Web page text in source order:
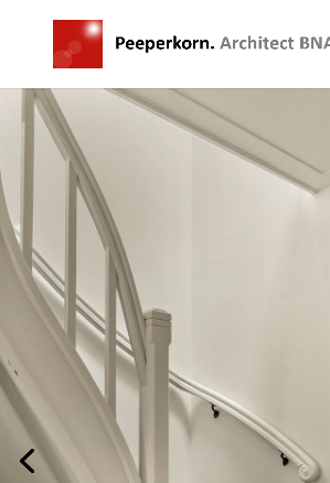
RENOVATIE EN
HERGEBRUIK